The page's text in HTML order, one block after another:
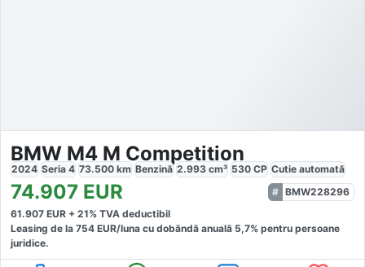
BMW M4 M Competition
2024 Seria 4 73.500 km Benzină 2.993 cm³ 530 CP Cutie automată
74.907 EUR
BMW228296
61.907 EUR + 21% TVA deductibil
Leasing de la 754 EUR/luna cu dobăndă anuală 5,7% pentru persoane
juridice.